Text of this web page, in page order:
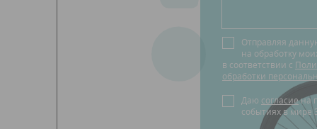
Отправляя
на обработку
в соответствии с
обработки
Даю согласиена получение новостей о
событиях в мире